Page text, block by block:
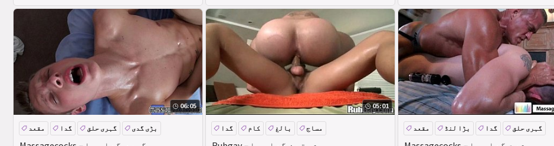
06:05
مقعد گدا گہری حلق بڑی گدی
05:01
گدا کام بالغ مساج مقعد بڑا لنڈ گدا گہری حلق